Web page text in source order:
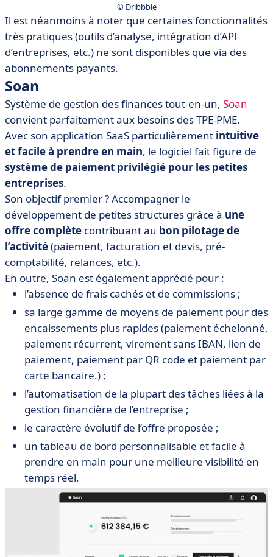
© Dribbble
Il est néanmoins à noter que certaines fonctionnalités
très pratiques (outils d’analyse, intégration d’API
d’entreprises, etc.) ne sont disponibles que via des
abonnements payants.
Soan
Système de gestion des finances tout-en-un, Soan
convient parfaitement aux besoins des TPE-PME.
Avec son application SaaS particulièrement intuitive
et facile à prendre en main, le logiciel fait figure de
système de paiement privilégié pour les petites
entreprises.
Son objectif premier ? Accompagner le
développement de petites structures grâce à une
offre complète contribuant au bon pilotage de
l’activité(paiement, facturation et devis, pré-
comptabilité, relances, etc.).
En outre, Soan est également apprécié pour :
l’absence de frais cachés et de commissions ;
sa large gamme de moyens de paiement pour des
encaissements plus rapides (paiement échelonné,
paiement récurrent, virement sans IBAN, lien de
paiement, paiement par QR code et paiement par
carte bancaire.) ;
l’automatisation de la plupart des tâches liées à la
gestion financière de l’entreprise ;
le caractère évolutif de l’offre proposée ;
un tableau de bord personnalisable et facile à
prendre en main pour une meilleure visibilité en
temps réel.